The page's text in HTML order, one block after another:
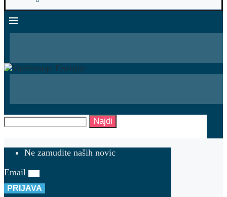
Najdi
Ne zamudite naših novic
Email
PRIJAVA